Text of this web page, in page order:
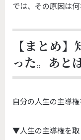
では、その原因は何
【まとめ
った。あと
自分の人生の主導権
▼人生の主導権を取